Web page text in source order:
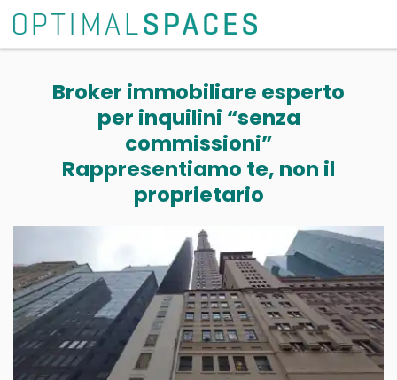
Broker immobiliare esperto
per inquilini “senza
commissioni”
Rappresentiamo te, non il
proprietario